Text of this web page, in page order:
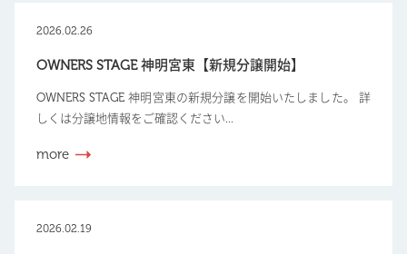
2026.02.26
OWNERS STAGE 神明宮東【新規分譲開始】
OWNERS STAGE 神明宮東の新規分譲を開始いたしました。 詳
しくは分譲地情報をご確認ください...
more
2026.02.19